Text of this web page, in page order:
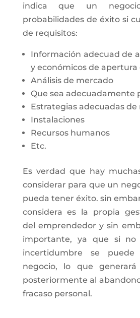
indica que un
probabilidades de éxito si
de requisitos:
Información adecuad de
y económicos de apertura
Análisis de mercado
Que sea adecuadamente
Estrategias adecuadas
Instalaciones
Recursos humanos
Etc.
Es verdad que hay
considerar para que un
pueda tener éxito. sin
considera es la propia
del emprendedor y sin
importante, ya que si no
incertidumbre se
negocio, lo que generará
posteriormente al
fracaso personal.